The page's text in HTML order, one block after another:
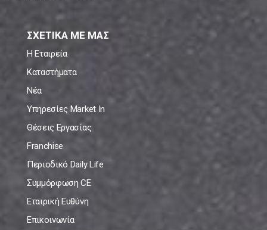
ΣΧΕΤΙΚΑ ΜΕ ΜΑΣ
Η Εταιρεία
Καταστήματα
Νέα
Υπηρεσίες Market In
Θέσεις Εργασίας
Franchise
Περιοδικό Daily Life
Συμμόρφωση CE
Εταιρική Ευθύνη
Επικοινωνία